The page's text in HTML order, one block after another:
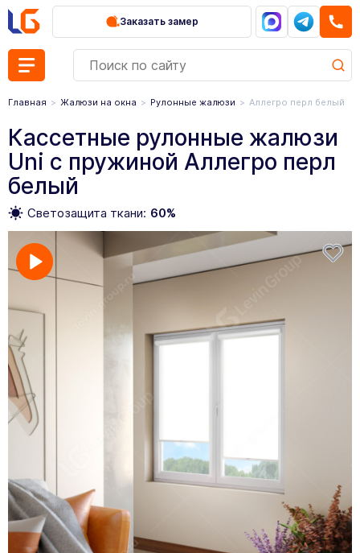
Заказать замер
Главная Жалюзи на окна Рулонные жалюзи Аллегро перл белый
Кассетные рулонные жалюзи
Uni с пружиной Аллегро перл
белый
Светозащита ткани: 60%